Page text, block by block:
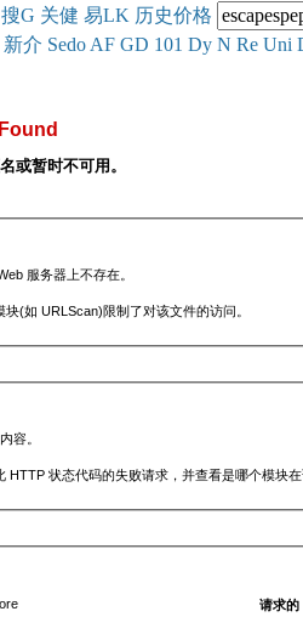
搜G 关健 易LK 历史价格
新介 Sedo AF GD 101 Dy N Re Uni